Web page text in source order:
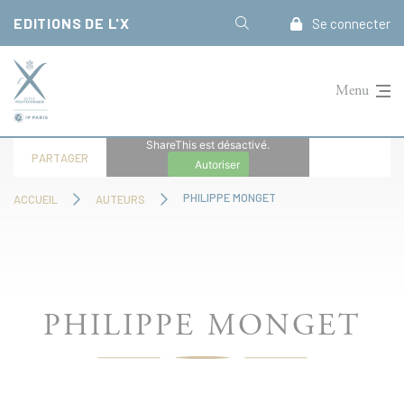
EDITIONS DE L'X Se connecter
Menu
ACCUEIL AUTEURS PHILIPPE MONGET
PARTAGER
ShareThis est désactivé.
Autoriser
PHILIPPE MONGET